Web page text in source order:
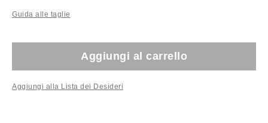
Guida alle taglie
Aggiungi al carrello
Aggiungi alla Lista dei Desideri